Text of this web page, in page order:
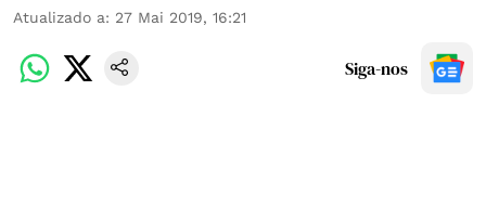
Atualizado a: 27 Mai 2019, 16:21
Siga-nos